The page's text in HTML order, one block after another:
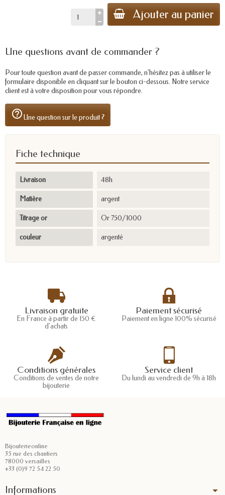
Ajouter au panier
Une questions avant de commander ?
Pour toute question avant de passer commande, n'hésitez pas à utiliser le
formulaire disponible en cliquant sur le bouton ci-dessous. Notre service
client est à votre disposition pour vous répondre.
help_outlineUne question sur le produit ?
Fiche technique
Livraison 48h
Matière argent
Titrage or Or 750/1000
couleur argenté
Livraison gratuite
En France à partir de 150 €
d'achats
Paiement sécurisé
Paiement en ligne 100% sécurisé
Conditions générales
Conditions de ventes de notre
bijouterie
Service client
Du lundi au vendredi de 9h à 18h
Bijouterieonline
35 rue des chantiers
78000 versailles
+33 (0)9 72 54 22 50
Informations